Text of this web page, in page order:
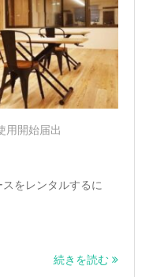
用開始届出
スをレンタルするに
続きを読む